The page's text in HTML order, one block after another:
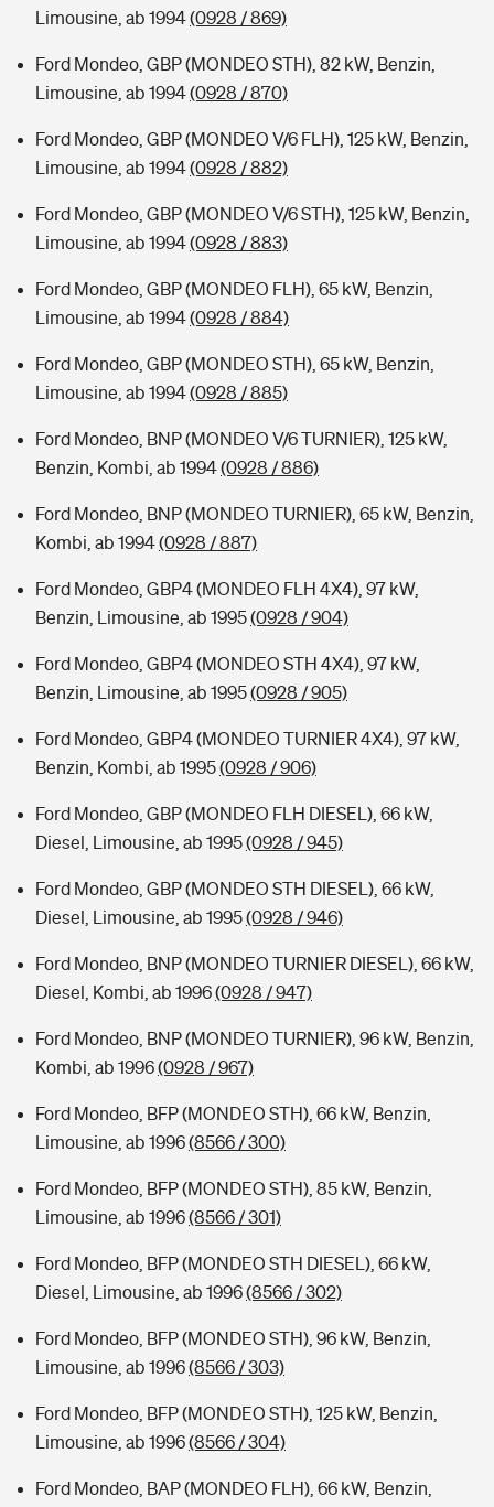
Limousine, ab 1994(0928 / 869)
Ford Mondeo, GBP (MONDEO STH), 82 kW, Benzin,
Limousine, ab 1994(0928 / 870)
Ford Mondeo, GBP (MONDEO V/6 FLH), 125 kW, Benzin,
Limousine, ab 1994(0928 / 882)
Ford Mondeo, GBP (MONDEO V/6 STH), 125 kW, Benzin,
Limousine, ab 1994(0928 / 883)
Ford Mondeo, GBP (MONDEO FLH), 65 kW, Benzin,
Limousine, ab 1994(0928 / 884)
Ford Mondeo, GBP (MONDEO STH), 65 kW, Benzin,
Limousine, ab 1994(0928 / 885)
Ford Mondeo, BNP (MONDEO V/6 TURNIER), 125 kW,
Benzin, Kombi, ab 1994(0928 / 886)
Ford Mondeo, BNP (MONDEO TURNIER), 65 kW, Benzin,
Kombi, ab 1994(0928 / 887)
Ford Mondeo, GBP4 (MONDEO FLH 4X4), 97 kW,
Benzin, Limousine, ab 1995(0928 / 904)
Ford Mondeo, GBP4 (MONDEO STH 4X4), 97 kW,
Benzin, Limousine, ab 1995(0928 / 905)
Ford Mondeo, GBP4 (MONDEO TURNIER 4X4), 97 kW,
Benzin, Kombi, ab 1995(0928 / 906)
Ford Mondeo, GBP (MONDEO FLH DIESEL), 66 kW,
Diesel, Limousine, ab 1995(0928 / 945)
Ford Mondeo, GBP (MONDEO STH DIESEL), 66 kW,
Diesel, Limousine, ab 1995(0928 / 946)
Ford Mondeo, BNP (MONDEO TURNIER DIESEL), 66 kW,
Diesel, Kombi, ab 1996(0928 / 947)
Ford Mondeo, BNP (MONDEO TURNIER), 96 kW, Benzin,
Kombi, ab 1996(0928 / 967)
Ford Mondeo, BFP (MONDEO STH), 66 kW, Benzin,
Limousine, ab 1996(8566 / 300)
Ford Mondeo, BFP (MONDEO STH), 85 kW, Benzin,
Limousine, ab 1996(8566 / 301)
Ford Mondeo, BFP (MONDEO STH DIESEL), 66 kW,
Diesel, Limousine, ab 1996(8566 / 302)
Ford Mondeo, BFP (MONDEO STH), 96 kW, Benzin,
Limousine, ab 1996(8566 / 303)
Ford Mondeo, BFP (MONDEO STH), 125 kW, Benzin,
Limousine, ab 1996(8566 / 304)
Ford Mondeo, BAP (MONDEO FLH), 66 kW, Benzin,